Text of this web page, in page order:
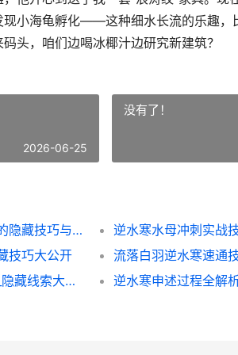
现小海龟孵化——这种细水长流的乐趣，
头，咱们边喝冰椰汁边研究新建筑？
2026-06-25
没有了！
逆水寒海滩建设全攻略：新手必看的隐藏技巧与避坑指南
逆水寒水母冲刺实战
技巧大公开
逆水寒杭州查案全攻略：新手避坑_隐藏线索大公开